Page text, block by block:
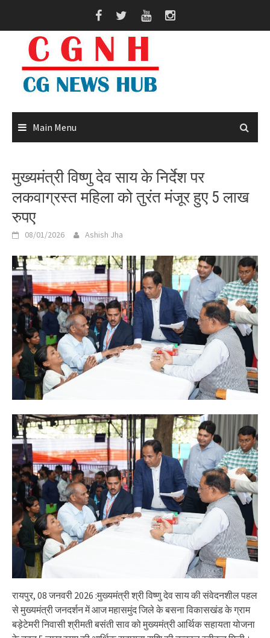
content
Main Menu
मुख्यमंत्री विष्णु देव साय के निर्देश पर
लकवाग्रस्त महिला को तुरंत मंजूर हुए 5 लाख
रुपए
08/01/2026 Ashish Jha
रायपुर, 08 जनवरी 2026 :मुख्यमंत्री श्री विष्णु देव साय की संवेदनशील पहल
से मुख्यमंत्री जनदर्शन में आज महासमुंद जिले के बसना विकासखंड के ग्राम
बड़ेटेमरी निवासी श्रीमती बसंती साव को मुख्यमंत्री आर्थिक सहायता योजना